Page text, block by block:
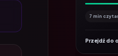
7 min